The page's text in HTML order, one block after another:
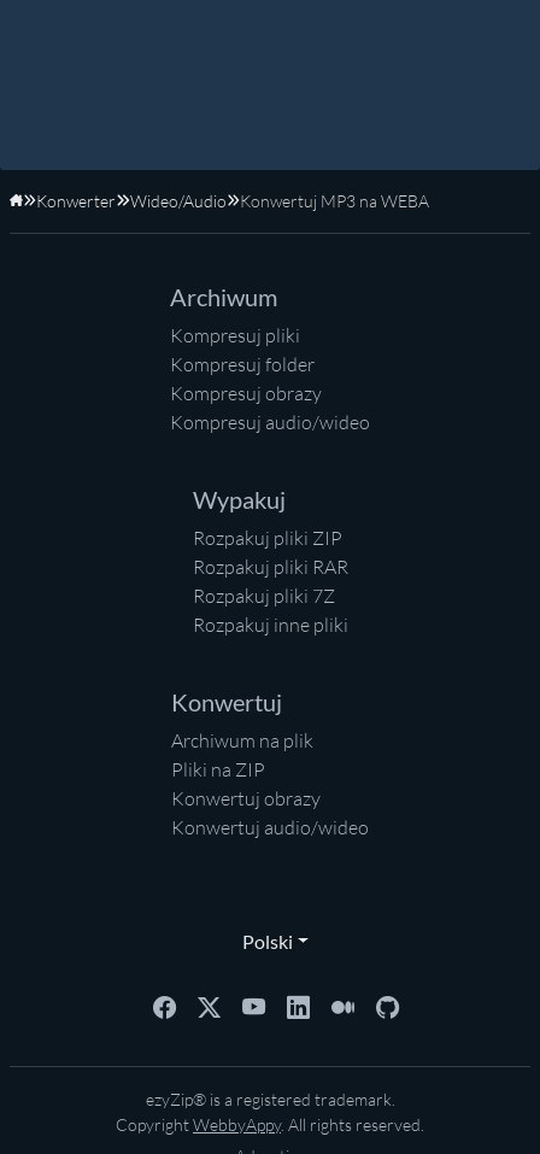
Strona główna
Konwerter Wideo/Audio Konwertuj MP3 na WEBA
Archiwum
Kompresuj pliki
Kompresuj folder
Kompresuj obrazy
Kompresuj audio/wideo
Wypakuj
Rozpakuj pliki ZIP
Rozpakuj pliki RAR
Rozpakuj pliki 7Z
Rozpakuj inne pliki
Konwertuj
Archiwum na plik
Pliki na ZIP
Konwertuj obrazy
Konwertuj audio/wideo
Polski
ezyZip® is a registered trademark.
CopyrightWebbyAppy. All rights reserved.